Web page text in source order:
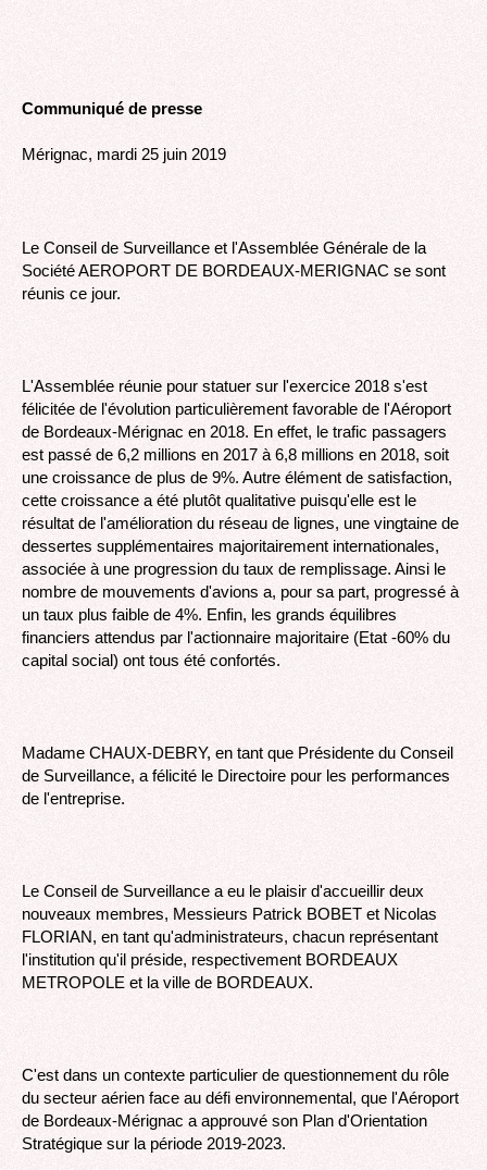
Communiqué de presse
Mérignac, mardi 25 juin 2019
Le Conseil de Surveillance et l'Assemblée Générale de la
Société AEROPORT DE BORDEAUX-MERIGNAC se sont
réunis ce jour.
L'Assemblée réunie pour statuer sur l'exercice 2018 s'est
félicitée de l'évolution particulièrement favorable de l'Aéroport
de Bordeaux-Mérignac en 2018. En effet, le trafic passagers
est passé de 6,2 millions en 2017 à 6,8 millions en 2018, soit
une croissance de plus de 9%. Autre élément de satisfaction,
cette croissance a été plutôt qualitative puisqu'elle est le
résultat de l'amélioration du réseau de lignes, une vingtaine de
dessertes supplémentaires majoritairement internationales,
associée à une progression du taux de remplissage. Ainsi le
nombre de mouvements d'avions a, pour sa part, progressé à
un taux plus faible de 4%. Enfin, les grands équilibres
financiers attendus par l'actionnaire majoritaire (Etat -60% du
capital social) ont tous été confortés.
Madame CHAUX-DEBRY, en tant que Présidente du Conseil
de Surveillance, a félicité le Directoire pour les performances
de l'entreprise.
Le Conseil de Surveillance a eu le plaisir d'accueillir deux
nouveaux membres, Messieurs Patrick BOBET et Nicolas
FLORIAN, en tant qu'administrateurs, chacun représentant
l'institution qu'il préside, respectivement BORDEAUX
METROPOLE et la ville de BORDEAUX.
C'est dans un contexte particulier de questionnement du rôle
du secteur aérien face au défi environnemental, que l'Aéroport
de Bordeaux-Mérignac a approuvé son Plan d'Orientation
Stratégique sur la période 2019-2023.